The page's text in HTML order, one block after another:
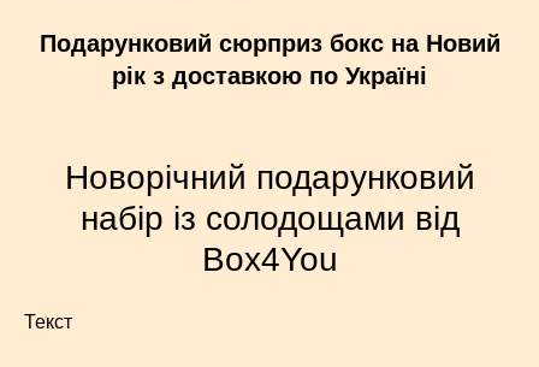
Подарунковий сюрприз бокс на Новий
рік з доставкою по Україні
Новорічний подарунковий
набір із солодощами від
Box4You
Текст